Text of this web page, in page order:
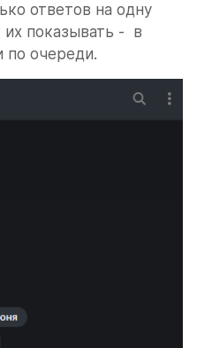
ответов на одну
показывать -  в
по очереди.